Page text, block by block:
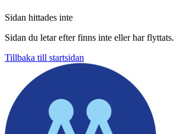
Sidan hittades inte
Sidan du letar efter finns inte eller har flyttats.
Tillbaka till startsidan